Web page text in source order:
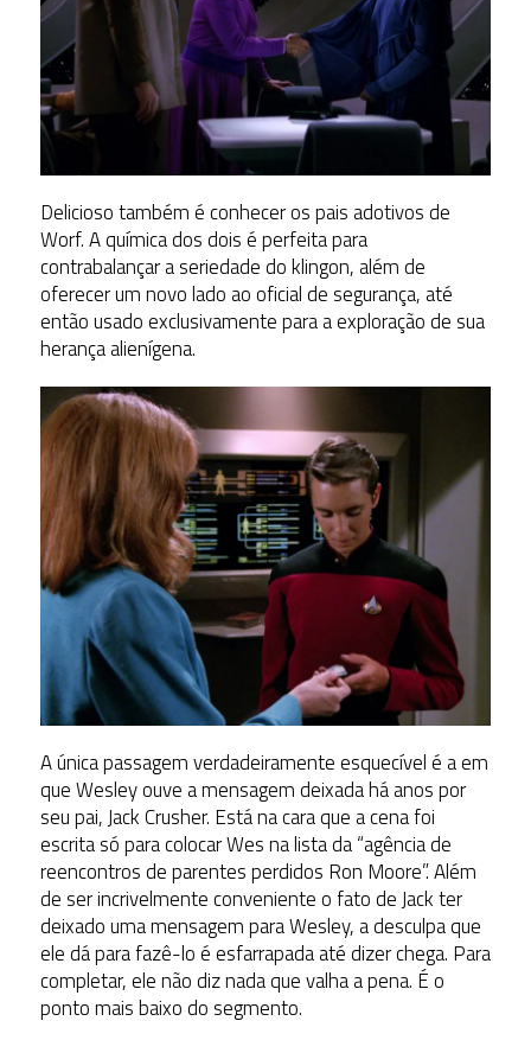
Delicioso também é conhecer os pais adotivos de
Worf. A química dos dois é perfeita para
contrabalançar a seriedade do klingon, além de
oferecer um novo lado ao oficial de segurança, até
então usado exclusivamente para a exploração de sua
herança alienígena.
A única passagem verdadeiramente esquecível é a em
que Wesley ouve a mensagem deixada há anos por
seu pai, Jack Crusher. Está na cara que a cena foi
escrita só para colocar Wes na lista da “agência de
reencontros de parentes perdidos Ron Moore”. Além
de ser incrivelmente conveniente o fato de Jack ter
deixado uma mensagem para Wesley, a desculpa que
ele dá para fazê-lo é esfarrapada até dizer chega. Para
completar, ele não diz nada que valha a pena. É o
ponto mais baixo do segmento.